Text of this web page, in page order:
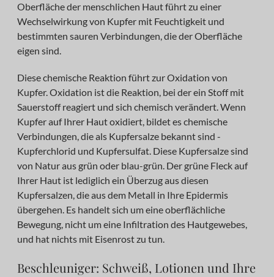
Oberfläche der menschlichen Haut führt zu einer
Wechselwirkung von Kupfer mit Feuchtigkeit und
bestimmten sauren Verbindungen, die der Oberfläche
eigen sind.
Diese chemische Reaktion führt zur Oxidation von
Kupfer. Oxidation ist die Reaktion, bei der ein Stoff mit
Sauerstoff reagiert und sich chemisch verändert. Wenn
Kupfer auf Ihrer Haut oxidiert, bildet es chemische
Verbindungen, die als Kupfersalze bekannt sind -
Kupferchlorid und Kupfersulfat. Diese Kupfersalze sind
von Natur aus grün oder blau-grün. Der grüne Fleck auf
Ihrer Haut ist lediglich ein Überzug aus diesen
Kupfersalzen, die aus dem Metall in Ihre Epidermis
übergehen. Es handelt sich um eine oberflächliche
Bewegung, nicht um eine Infiltration des Hautgewebes,
und hat nichts mit Eisenrost zu tun.
Beschleuniger: Schweiß, Lotionen und Ihre